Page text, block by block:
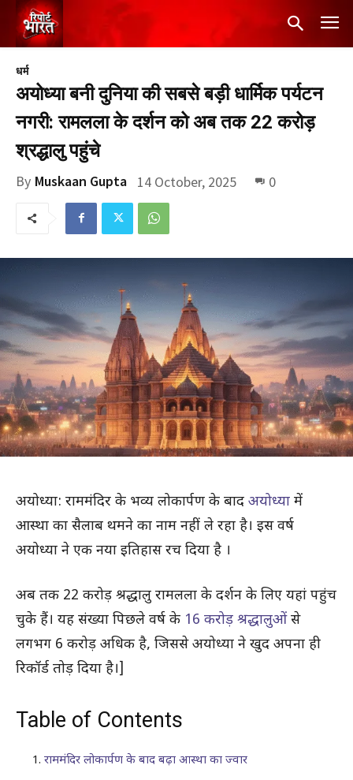
धर्म
अयोध्या बनी दुनिया की सबसे बड़ी धार्मिक पर्यटन
नगरी: रामलला के दर्शन को अब तक 22 करोड़
श्रद्धालु पहुंचे
By Muskaan Gupta 14 October, 2025 0
अयोध्या: राममंदिर के भव्य लोकार्पण के बाद अयोध्या में
आस्था का सैलाब थमने का नाम नहीं ले रहा है। इस वर्ष
अयोध्या ने एक नया इतिहास रच दिया है ।
अब तक 22 करोड़ श्रद्धालु रामलला के दर्शन के लिए यहां पहुंच
चुके हैं। यह संख्या पिछले वर्ष के 16 करोड़ श्रद्धालुओंसे
लगभग 6 करोड़ अधिक है, जिससे अयोध्या ने खुद अपना ही
रिकॉर्ड तोड़ दिया है।]
Table of Contents
राममंदिर लोकार्पण के बाद बढ़ा आस्था का ज्वार